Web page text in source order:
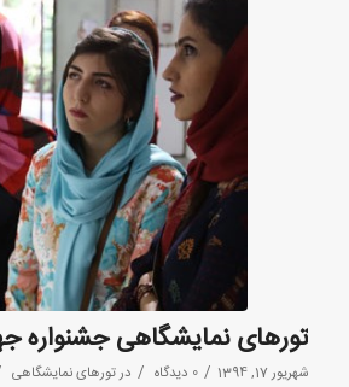
تورهای نمایشگاهی جشنواره
شهریور 17, 1394 / 0 دیدگاه / در تورهای نمایشگاهی